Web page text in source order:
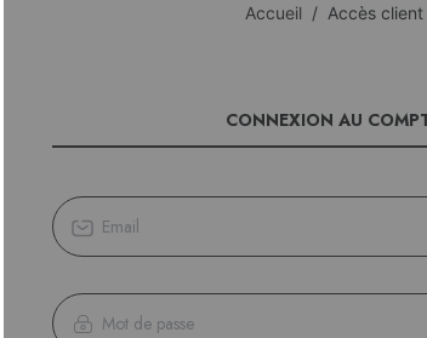
Accueil Accès client
CONNEXION AU